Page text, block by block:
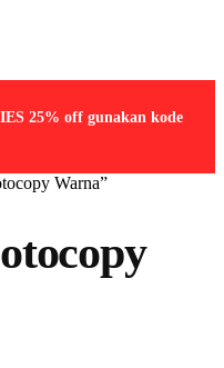
25% off gunakan kode
Warna”